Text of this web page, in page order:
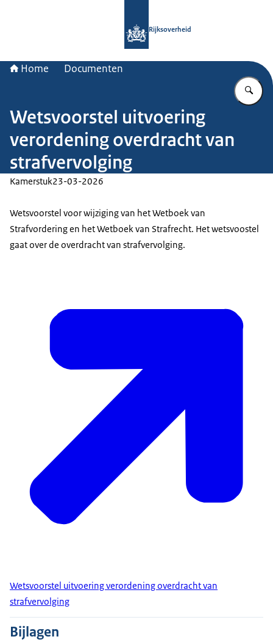
Rijksoverheid
Home Documenten
Wetsvoorstel uitvoering
verordening overdracht van
strafvervolging
Kamerstuk23-03-2026
Wetsvoorstel voor wijziging van het Wetboek van
Strafvordering en het Wetboek van Strafrecht. Het wetsvoostel
gaat over de overdracht van strafvervolging.
Wetsvoorstel uitvoering verordening overdracht van
strafvervolging
Bijlagen